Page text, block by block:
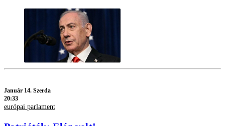
Január 14. Szerda
20:33
európai parlament